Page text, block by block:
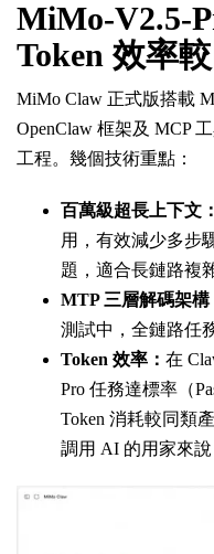
MiMo-V2.5-
Token 效率
MiMo Claw 正式版搭載
OpenClaw 框架及 MCP
工程。幾個技術重點：
百萬級超長上下文：
用，有效減少多步
題，適合長鏈路複
MTP 三層解碼架構
測試中，全鏈路任
Token 效率： 在
Pro 任務達標率（
Token 消耗較同類
調用 AI 的用家來